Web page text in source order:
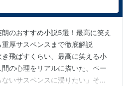
こいつよりマシだと思い、彼
ちょっと憧れ、そして、癒さ
症、強迫神経症・・・。ヘン
科医による気分開放ムービ
朗のおすすめ小説5選！最高に笑え
厚サスペンスまで徹底解説
き飛ばすくらい、最高に笑える小
の心理をリアルに描いた、ペー
いサスペンスに浸りたい」そう